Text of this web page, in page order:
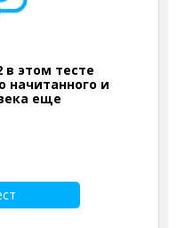
в этом тесте
начитанного и
еще